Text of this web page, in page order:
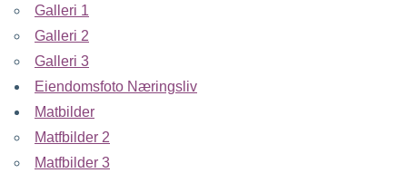
Galleri 1
Galleri 2
Galleri 3
Eiendomsfoto Næringsliv
Matbilder
Matfbilder 2
Matfbilder 3